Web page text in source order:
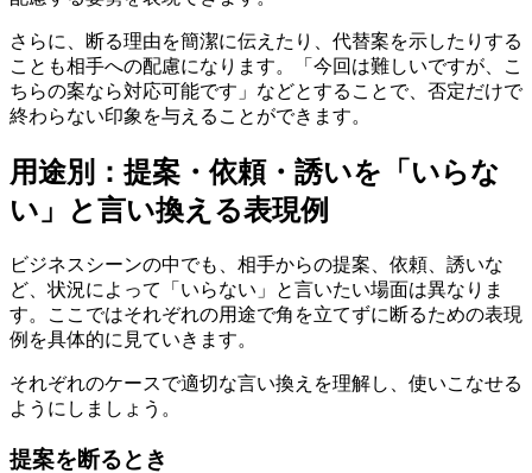
さらに、断る理由を簡潔に伝えたり、代替案を示したりする
ことも相手への配慮になります。「今回は難しいですが、こ
ちらの案なら対応可能です」などとすることで、否定だけで
終わらない印象を与えることができます。
用途別：提案・依頼・誘いを「いらな
い」と言い換える表現例
ビジネスシーンの中でも、相手からの提案、依頼、誘いな
ど、状況によって「いらない」と言いたい場面は異なりま
す。ここではそれぞれの用途で角を立てずに断るための表現
例を具体的に見ていきます。
それぞれのケースで適切な言い換えを理解し、使いこなせる
ようにしましょう。
提案を断るとき